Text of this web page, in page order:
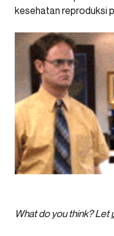
kesehatan reproduksi
What do you think? Let